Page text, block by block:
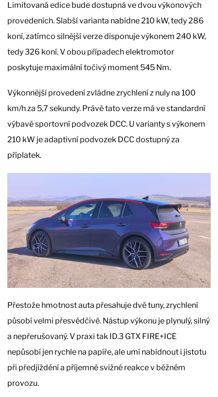
Limitovaná edice bude dostupná ve dvou výkonových
provedeních. Slabší varianta nabídne 210 kW, tedy 286
koní, zatímco silnější verze disponuje výkonem 240 kW,
tedy 326 koní. V obou případech elektromotor
poskytuje maximální točivý moment 545 Nm.
Výkonnější provedení zvládne zrychlení z nuly na 100
km/h za 5,7 sekundy. Právě tato verze má ve standardní
výbavě sportovní podvozek DCC. U varianty s výkonem
210 kW je adaptivní podvozek DCC dostupný za
příplatek.
Přestože hmotnost auta přesahuje dvě tuny, zrychlení
působí velmi přesvědčivě. Nástup výkonu je plynulý, silný
a nepřerušovaný. V praxi tak ID.3 GTX FIRE+ICE
nepůsobí jen rychle na papíře, ale umí nabídnout i jistotu
při předjíždění a příjemně svižné reakce v běžném
provozu.